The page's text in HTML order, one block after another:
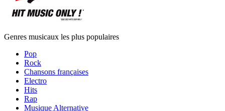
Genres musicaux les plus populaires
Pop
Rock
Chansons françaises
Electro
Hits
Rap
Musique Alternative